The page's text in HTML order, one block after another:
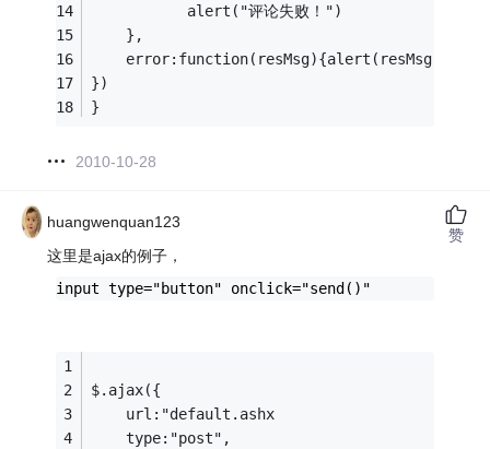
           alert("评论失败！")
    },
    error:function(resMsg){alert(resMsg)}
})
}
2010-10-28
huangwenquan123
这里是ajax的例子，
input type="button" onclick="send()"
$.ajax({
    url:"default.ashx
    type:"post",
赞